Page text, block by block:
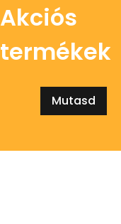
Akciós
termékek
Mutasd